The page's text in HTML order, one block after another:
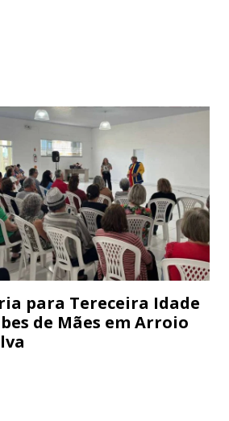
para Tereceira Idade
de Mães em Arroio